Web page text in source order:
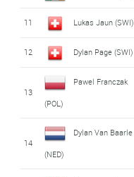
11 Lukas Jaun (SWI)
12 Dylan Page (SWI)
13
Pawel Franczak
(POL)
14
Dylan Van Baarle
(NED)